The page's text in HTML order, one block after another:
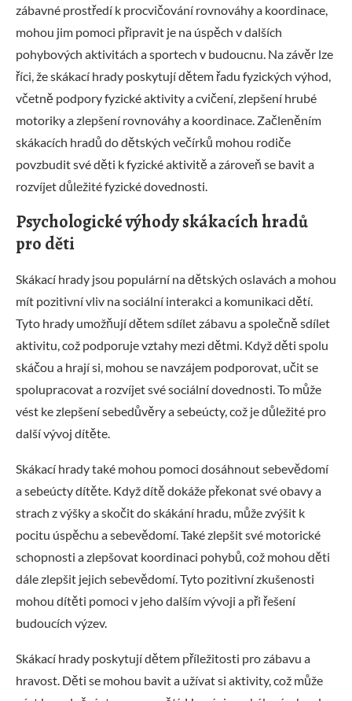
zábavné prostředí k procvičování rovnováhy a koordinace,
mohou jim pomoci připravit je na úspěch v dalších
pohybových aktivitách a sportech v budoucnu. Na závěr lze
říci, že skákací hrady poskytují dětem řadu fyzických výhod,
včetně podpory fyzické aktivity a cvičení, zlepšení hrubé
motoriky a zlepšení rovnováhy a koordinace. Začleněním
skákacích hradů do dětských večírků mohou rodiče
povzbudit své děti k fyzické aktivitě a zároveň se bavit a
rozvíjet důležité fyzické dovednosti.
Psychologické výhody skákacích hradů
pro děti
Skákací hrady jsou populární na dětských oslavách a mohou
mít pozitivní vliv na sociální interakci a komunikaci dětí.
Tyto hrady umožňují dětem sdílet zábavu a společně sdílet
aktivitu, což podporuje vztahy mezi dětmi. Když děti spolu
skáčou a hrají si, mohou se navzájem podporovat, učit se
spolupracovat a rozvíjet své sociální dovednosti. To může
vést ke zlepšení sebedůvěry a sebeúcty, což je důležité pro
další vývoj dítěte.
Skákací hrady také mohou pomoci dosáhnout sebevědomí
a sebeúcty dítěte. Když dítě dokáže překonat své obavy a
strach z výšky a skočit do skákání hradu, může zvýšit k
pocitu úspěchu a sebevědomí. Také zlepšit své motorické
schopnosti a zlepšovat koordinaci pohybů, což mohou děti
dále zlepšit jejich sebevědomí. Tyto pozitivní zkušenosti
mohou dítěti pomoci v jeho dalším vývoji a při řešení
budoucích výzev.
Skákací hrady poskytují dětem příležitosti pro zábavu a
hravost. Děti se mohou bavit a užívat si aktivity, což může